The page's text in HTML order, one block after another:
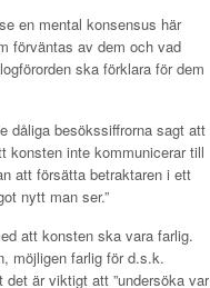
en mental konsensus här
förväntas av dem och vad
ska förklara för dem
dåliga besökssiffrorna sagt att
konsten inte kommunicerar till
att försätta betraktaren i ett
nytt man ser.”
att konsten ska vara farlig.
möjligen farlig för d.s.k.
är viktigt att ”undersöka var